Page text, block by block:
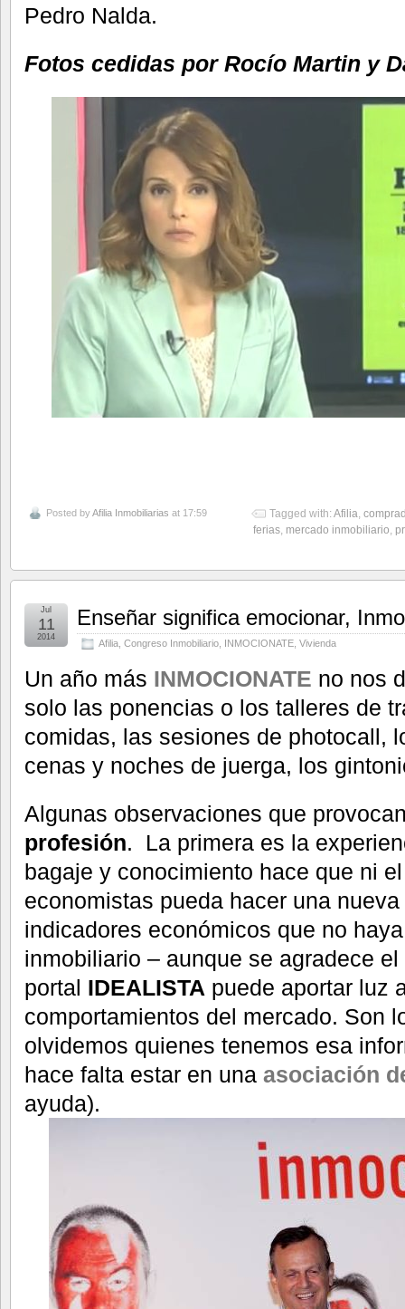
Pedro Nalda.
Fotos cedidas por Rocío Martin y
Posted byAfilia Inmobiliarias at 17:59 Tagged with: Afilia,
ferias, mercado inmobiliario,
Enseñar significa emocionar,
Afilia Congreso Inmobiliario INMOCIONATE Vivienda
Jul
11
2014
Un año más INMOCIONATE no nos
solo las ponencias o los talleres de
comidas, las sesiones de photocall,
cenas y noches de juerga, los
Algunas observaciones que
profesión. La primera es la
bagaje y conocimiento hace que ni
economistas pueda hacer una
indicadores económicos que no
inmobiliario – aunque se agradece
portal IDEALISTA puede aportar luz
comportamientos del mercado. Son
olvidemos quienes tenemos esa
hace falta estar en una asociación
ayuda).